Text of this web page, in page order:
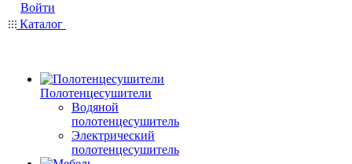
Войти
Каталог
Полотенцесушители
Водяной
полотенцесушитель
Электрический
полотенцесушитель